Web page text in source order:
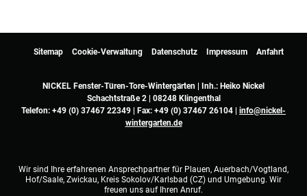
Sitemap Cookie-Verwaltung Datenschutz Impressum Anfahrt
NICKEL Fenster-Türen-Tore-Wintergärten | Inh.: Heiko Nickel
Schachtstraße 2 | 08248 Klingenthal
Telefon: +49 (0) 37467 22349 | Fax: +49 (0) 37467 26104 | info@nickel-
wintergarten.de
Wir sind Ihre erfahrenen Ansprechpartner für Plauen, Auerbach/Vogtland,
Hof/Saale, Zwickau, Kreis Sokolov/Karlsbad (CZ) und Umgebung. Wir
freuen uns auf Ihren Anruf.